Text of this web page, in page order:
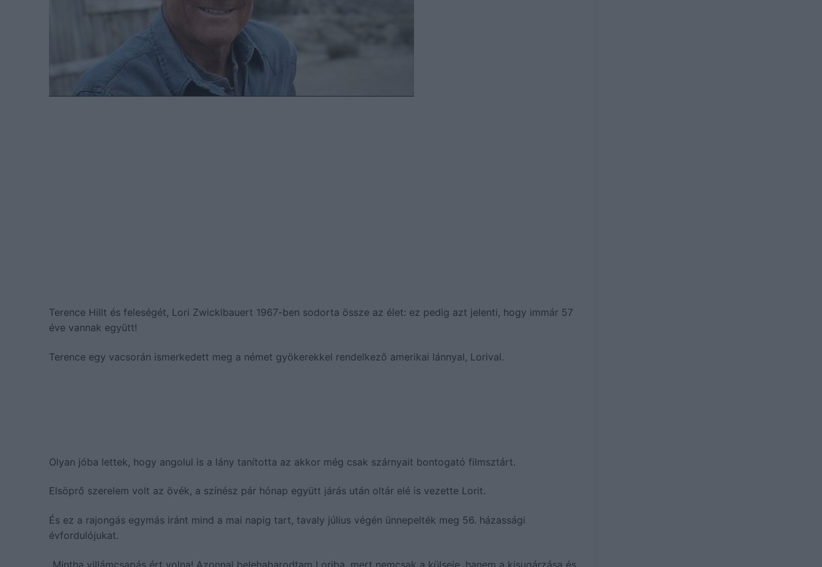
Terence Hillt és feleségét, Lori Zwicklbauert 1967-ben sodorta össze az élet: ez pedig azt jelenti, hogy immár 57
éve vannak együtt!
Terence egy vacsorán ismerkedett meg a német gyökerekkel rendelkező amerikai lánnyal, Lorival.
Olyan jóba lettek, hogy angolul is a lány tanította az akkor még csak szárnyait bontogató filmsztárt.
Elsöprő szerelem volt az övék, a színész pár hónap együtt járás után oltár elé is vezette Lorit.
És ez a rajongás egymás iránt mind a mai napig tart, tavaly július végén ünnepelték meg 56. házassági
évfordulójukat.
„Mintha villámcsapás ért volna! Azonnal belehabarodtam Loriba, mert nemcsak a külseje, hanem a kisugárzása és